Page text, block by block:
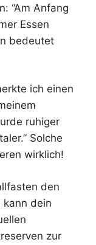
“Am Anfang
Essen
bedeutet
ich einen
ruhiger
Solche
wirklich!
den
kann dein
zur